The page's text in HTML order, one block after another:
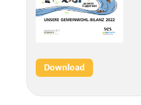
Download